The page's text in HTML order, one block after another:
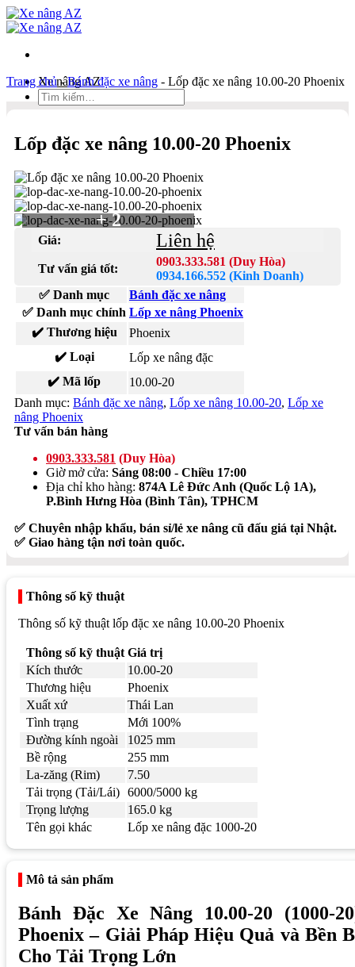
Bỏ
qua
dung
Xe nâng AZ
Tìm
kiếm:
Duy Hòa
0903 333 581
Kinh Doanh
0934 166 552
Bản đồ
Liên hệ
kiếm:
Trang chủ-Bánh đặc xe nâng - Lốp đặc xe nâng 10.00-20 Phoenix
Lốp đặc xe nâng 10.00-20 Phoenix
+ 2
Giá: Liên hệ
Tư vấn giá tốt:
0903.333.581 (Duy Hòa)
0934.166.552 (Kinh Doanh)
✅ Danh mục
Bánh đặc xe nâng
✅ Danh mục chính Lốp xe nâng Phoenix
✔️ Thương hiệu
Phoenix
✔️ Loại
Lốp xe nâng đặc
✔️ Mã lốp
10.00-20
Danh mục: Bánh đặc xe nâng, Lốp xe nâng 10.00-20, Lốp xe
nâng Phoenix
Tư vấn bán hàng
0903.333.581 (Duy Hòa)
Giờ mở cửa: Sáng 08:00 - Chiều 17:00
Địa chỉ kho hàng: 874A Lê Đức Anh (Quốc Lộ 1A),
P.Bình Hưng Hòa (Bình Tân), TPHCM
✅ Chuyên nhập khẩu, bán sỉ/lẻ xe nâng cũ đấu giá tại Nhật.
✅ Giao hàng tận nơi toàn quốc.
Thông số kỹ thuật
Thông số kỹ thuật lốp đặc xe nâng 10.00-20 Phoenix
Thông số kỹ thuật Giá trị
Kích thước
10.00-20
Thương hiệu
Phoenix
Xuất xứ
Thái Lan
Tình trạng
Mới 100%
Đường kính ngoài
1025 mm
Bề rộng
255 mm
La-zăng (Rim)
7.50
Tải trọng (Tải/Lái) 6000/5000 kg
Trọng lượng
165.0 kg
Tên gọi khác
Lốp xe nâng đặc 1000-20
Mô tả sản phẩm
Bánh Đặc Xe Nâng 10.00-20 (1000-
Phoenix – Giải Pháp Hiệu Quả và Bền
Cho Tải Trọng Lớn